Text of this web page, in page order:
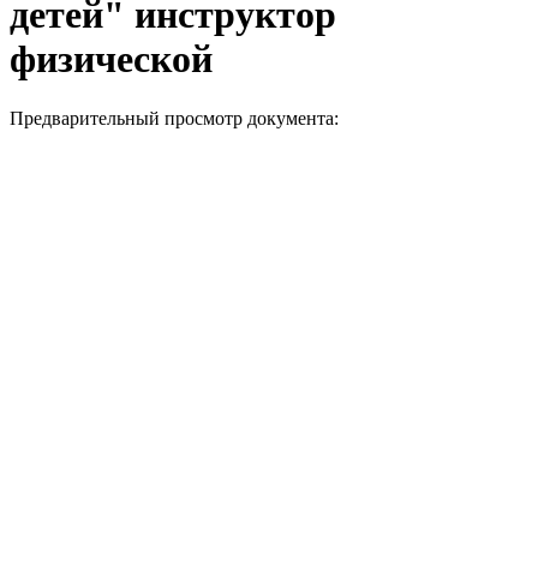
детей" инструктор
физической
Предварительный просмотр документа: